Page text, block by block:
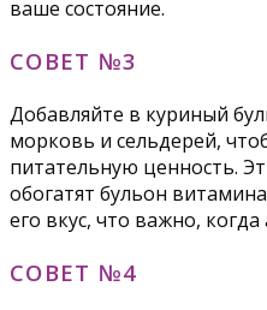
ваше состояние.
СОВЕТ №3
Добавляйте в куриный
морковь и сельдерей,
питательную ценность.
обогатят бульон
его вкус, что важно,
СОВЕТ №4